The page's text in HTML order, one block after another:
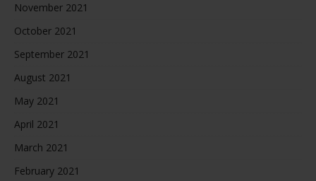
November 2021
October 2021
September 2021
August 2021
May 2021
April 2021
March 2021
February 2021